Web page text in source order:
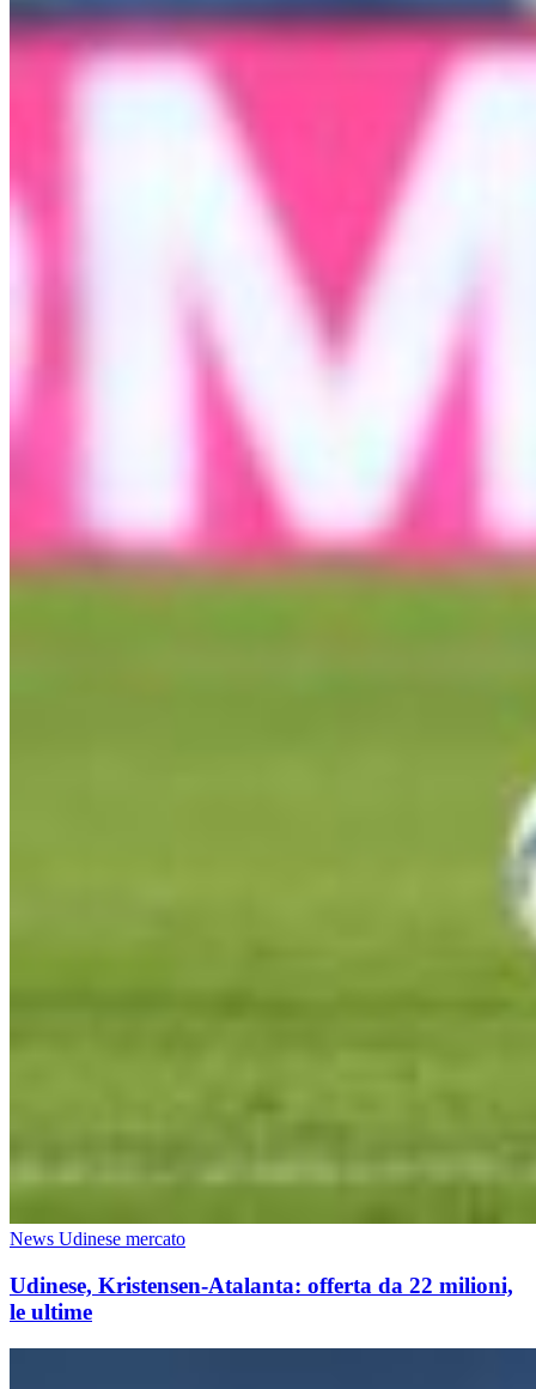
News Udinese mercato
Udinese, Kristensen-Atalanta: offerta da 22 milioni,
le ultime